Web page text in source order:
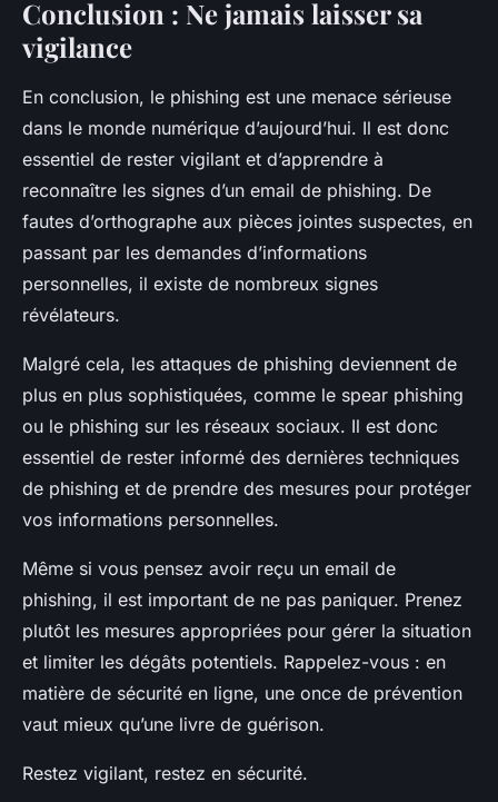
Conclusion : Ne jamais laisser sa
vigilance
En conclusion, le phishing est une menace sérieuse
dans le monde numérique d’aujourd’hui. Il est donc
essentiel de rester vigilant et d’apprendre à
reconnaître les signes d’un email de phishing. De
fautes d’orthographe aux pièces jointes suspectes, en
passant par les demandes d’informations
personnelles, il existe de nombreux signes
révélateurs.
Malgré cela, les attaques de phishing deviennent de
plus en plus sophistiquées, comme le spear phishing
ou le phishing sur les réseaux sociaux. Il est donc
essentiel de rester informé des dernières techniques
de phishing et de prendre des mesures pour protéger
vos informations personnelles.
Même si vous pensez avoir reçu un email de
phishing, il est important de ne pas paniquer. Prenez
plutôt les mesures appropriées pour gérer la situation
et limiter les dégâts potentiels. Rappelez-vous : en
matière de sécurité en ligne, une once de prévention
vaut mieux qu’une livre de guérison.
Restez vigilant, restez en sécurité.